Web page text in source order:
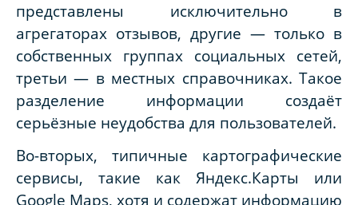
представлены исключительно в
агрегаторах отзывов, другие — только в
собственных группах социальных сетей,
третьи — в местных справочниках. Такое
разделение информации создаёт
серьёзные неудобства для пользователей.
Во-вторых, типичные картографические
сервисы, такие как Яндекс.Карты или
Google Maps, хотя и содержат информацию